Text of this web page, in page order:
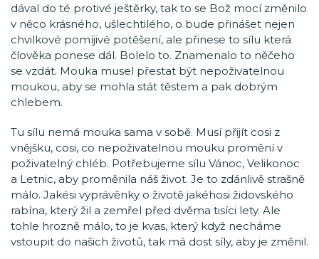
dával do té protivé ještěrky, tak to se Bož mocí změnilo
v něco krásného, ušlechtilého, o bude přinášet nejen
chvilkové pomíjivé potěšení, ale přinese to sílu která
člověka ponese dál. Bolelo to. Znamenalo to něčeho
se vzdát. Mouka musel přestat být nepoživatelnou
moukou, aby se mohla stát těstem a pak dobrým
chlebem.
Tu sílu nemá mouka sama v sobě. Musí přijít cosi z
vnějšku, cosi, co nepoživatelnou mouku promění v
poživatelný chléb. Potřebujeme sílu Vánoc, Velikonoc
a Letnic, aby proměnila náš život. Je to zdánlivě strašně
málo. Jakési vyprávěnky o životě jakéhosi židovského
rabína, který žil a zemřel před dvěma tisíci lety. Ale
tohle hrozně málo, to je kvas, který když necháme
vstoupit do našich životů, tak má dost síly, aby je změnil.